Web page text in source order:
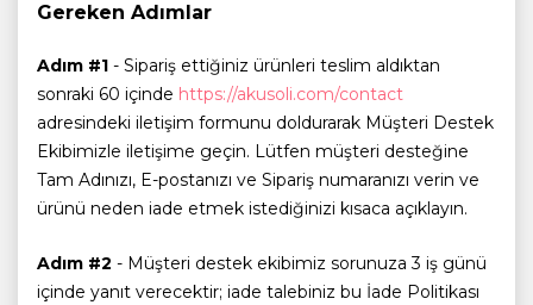
Gereken Adımlar
Adım #1 - Sipariş ettiğiniz ürünleri teslim aldıktan
sonraki 60 içinde https://akusoli.com/contact
adresindeki iletişim formunu doldurarak Müşteri Destek
Ekibimizle iletişime geçin. Lütfen müşteri desteğine
Tam Adınızı, E-postanızı ve Sipariş numaranızı verin ve
ürünü neden iade etmek istediğinizi kısaca açıklayın.
Adım #2 - Müşteri destek ekibimiz sorunuza 3 iş günü
içinde yanıt verecektir; iade talebiniz bu İade Politikası